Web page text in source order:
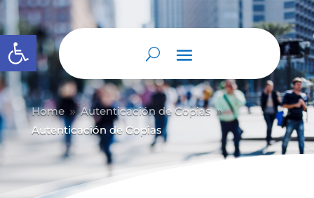
Abrir barra de herramientas
Home 9 Autenticación de Copias 9
Autenticación de Copias